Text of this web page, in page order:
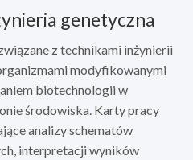
genetyczna
z technikami inżynierii
modyfikowanymi
biotechnologii w
środowiska. Karty pracy
analizy schematów
interpretacji wyników